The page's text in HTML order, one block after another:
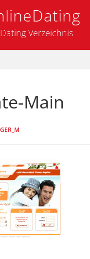
Verzeichnis
Main